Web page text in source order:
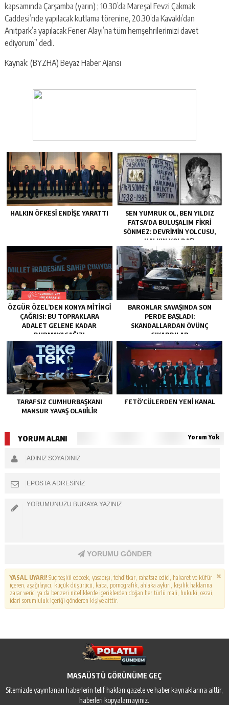
kapsamında Çarşamba (yarın) ; 10.30’da Mareşal Fevzi Çakmak
Caddesi’nde yapılacak kutlama törenine, 20.30’da Kavaklı’dan
Anıtpark’a yapılacak Fener Alayı’na tüm hemşehrilerimizi davet
ediyorum” dedi.
Kaynak: (BYZHA) Beyaz Haber Ajansı
HALKIN ÖFKESI ENDIŞE YARATTI
SEN YUMRUK OL, BEN YILDIZ
FATSA’DA BULUŞALIM FIKRI
SÖNMEZ: DEVRIMIN YOLCUSU,
HALKIN YOLDAŞI
ÖZGÜR ÖZEL’DEN KONYA MITINGI
ÇAĞRISI: BU TOPRAKLARA
ADALET GELENE KADAR
DURMAYACAĞIZ!
BARONLAR SAVAŞINDA SON
PERDE BAŞLADI:
SKANDALLARDAN ÖVÜNÇ
ÇIKARDILAR
TARAFSIZ CUMHURBAŞKANI
MANSUR YAVAŞ OLABİLİR
FETÖ’CÜLERDEN YENI KANAL
YORUM ALANI Yorum Yok
YORUMU GÖNDER
YASAL UYARI!Suç teşkil edecek, yasadışı, tehditkar, rahatsız edici, hakaret ve küfür
içeren, aşağılayıcı, küçük düşürücü, kaba, pornografik, ahlaka aykırı, kişilik haklarına
zarar verici ya da benzeri niteliklerde içeriklerden doğan her türlü mali, hukuki, cezai,
idari sorumluluk içeriği gönderen kişiye aittir.
MASAÜSTÜ GÖRÜNÜME GEÇ
Sitemizde yayınlanan haberlerin telif hakları gazete ve haber kaynaklarına aittir,
haberleri kopyalamayınız.